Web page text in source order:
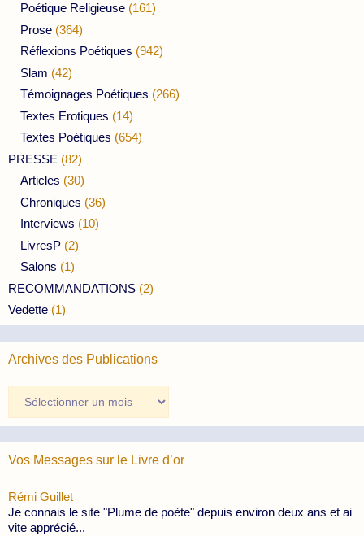
Poétique Religieuse (161)
Prose (364)
Réflexions Poétiques (942)
Slam (42)
Témoignages Poétiques (266)
Textes Erotiques (14)
Textes Poétiques (654)
PRESSE (82)
Articles (30)
Chroniques (36)
Interviews (10)
LivresP (2)
Salons (1)
RECOMMANDATIONS (2)
Vedette (1)
Archives des Publications
des
Publications
Vos Messages sur le Livre d’or
Rémi Guillet
Je connais le site "Plume de poète" depuis environ deux ans et ai
vite apprécié...